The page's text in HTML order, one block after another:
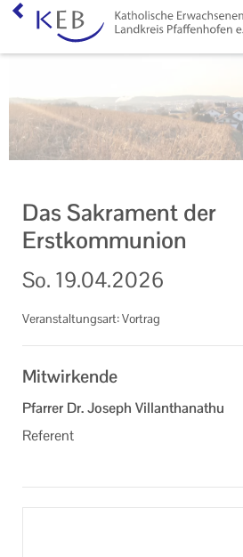
Das Sakrament der
Erstkommunion
So. 19.04.2026
Veranstaltungsart: Vortrag
Mitwirkende
Pfarrer Dr. Joseph Villanthanathu
Referent
Veranstaltungen
KEB Pfaffenhofen
Ihr Kontakt zu uns